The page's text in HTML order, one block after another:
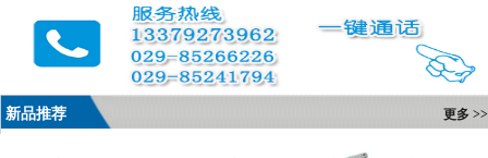
新品推荐 更多 >>